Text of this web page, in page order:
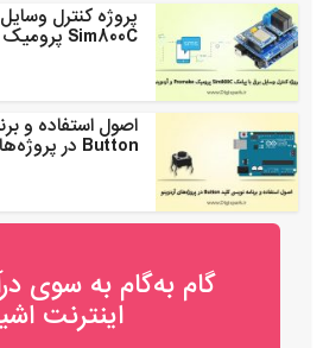
پروژه کنترل
Sim800C پرومیک Promake و آردوینو
اصول استفاده و
Button در پروژه‌های آردوینو
گام به‌گام به‌ سوی
اینترنت